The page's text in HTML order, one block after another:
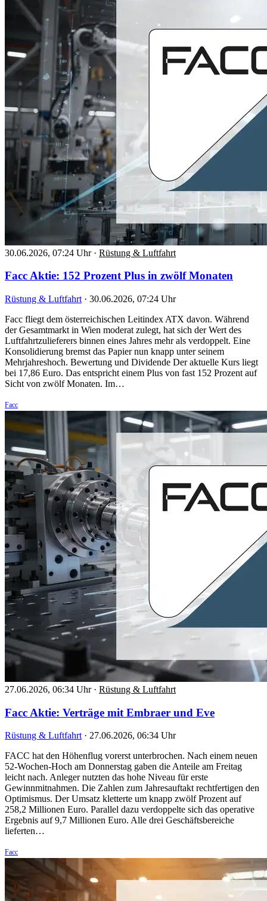
30.06.2026, 07:24 Uhr · Rüstung & Luftfahrt
Facc Aktie: 152 Prozent Plus in zwölf Monaten
Rüstung & Luftfahrt · 30.06.2026, 07:24 Uhr
Facc fliegt dem österreichischen Leitindex ATX davon. Während
der Gesamtmarkt in Wien moderat zulegt, hat sich der Wert des
Luftfahrtzulieferers binnen eines Jahres mehr als verdoppelt. Eine
Konsolidierung bremst das Papier nun knapp unter seinem
Mehrjahreshoch. Bewertung und Dividende Der aktuelle Kurs liegt
bei 17,86 Euro. Das entspricht einem Plus von fast 152 Prozent auf
Sicht von zwölf Monaten. Im…
Facc
27.06.2026, 06:34 Uhr · Rüstung & Luftfahrt
Facc Aktie: Verträge mit Embraer und Eve
Rüstung & Luftfahrt · 27.06.2026, 06:34 Uhr
FACC hat den Höhenflug vorerst unterbrochen. Nach einem neuen
52-Wochen-Hoch am Donnerstag gaben die Anteile am Freitag
leicht nach. Anleger nutzten das hohe Niveau für erste
Gewinnmitnahmen. Die Zahlen zum Jahresauftakt rechtfertigen den
Optimismus. Der Umsatz kletterte um knapp zwölf Prozent auf
258,2 Millionen Euro. Parallel dazu verdoppelte sich das operative
Ergebnis auf 9,7 Millionen Euro. Alle drei Geschäftsbereiche
lieferten…
Facc